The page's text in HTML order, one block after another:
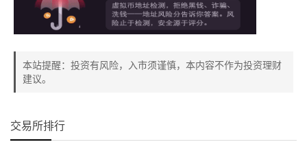
本站提醒：投资有风险，入市须谨慎，本内容不作为投资理财
建议。
交易所排行